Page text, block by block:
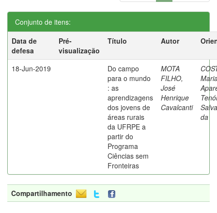
Conjunto de itens:
Data de
defesa
Pré-
visualização
Título Autor
18-Jun-2019
Do campo
para o mundo
: as
aprendizagens
dos jovens de
áreas rurais
da UFRPE a
partir do
Programa
Ciências sem
Fronteiras
MOTA
FILHO,
José
Henrique
Cavalcanti
da
Compartilhamento